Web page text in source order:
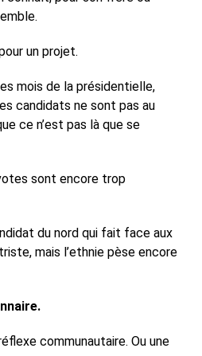
un projet.
mois de la présidentielle,
candidats ne sont pas au
ce n’est pas là que se
sont encore trop
du nord qui fait face aux
mais l’ethnie pèse encore
communautaire. Ou une